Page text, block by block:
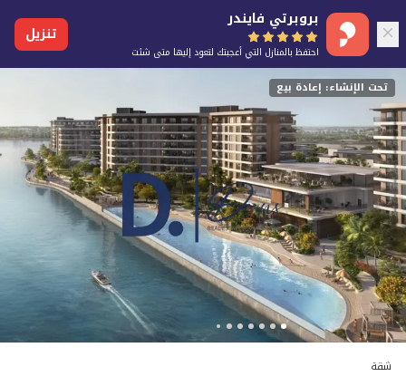
بروبرتي فايندر
احتفظ بالمنازل التي أعجبتك لتعود إليها متى شئت
تنزيل
تحت الإنشاء: إعادة بيع
شقة